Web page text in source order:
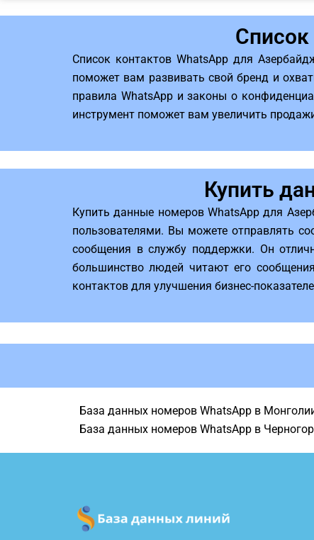
Список
Список контактов WhatsApp для
поможет вам развивать свой бренд и
правила WhatsApp и законы о
инструмент поможет вам увеличить
Купить
Купить данные номеров WhatsApp для
пользователями. Вы можете отправлять
сообщения в службу поддержки. Он
большинство людей читают его
контактов для улучшения бизнес-
База данных номеров WhatsApp в
База данных номеров WhatsApp в